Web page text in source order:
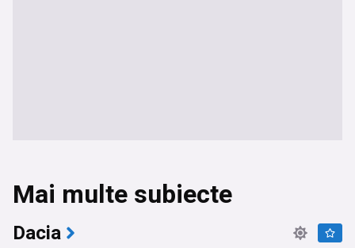
Mai multe subiecte
Dacia